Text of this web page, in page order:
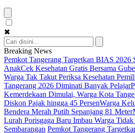
✖
Breaking News
Pemkot Tangerang Targetkan BIAS 2026
AnakCek Kesehatan Gratis Bersama
Warga Tak Takut Periksa Kesehatan
Tangerang 2026 Diminati Banyak Pelajar
Kemerdekaan Dimulai, Warga Kota
Diskon Pajak hingga 45 PersenWarga
Bendera Merah Putih Sepanjang 81 Meter
Lurah Porisgaga Baru Imbau Warga
Sembarangan Pemkot Tangerang